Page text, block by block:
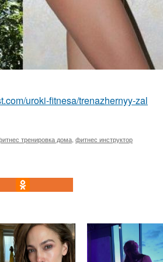
uroki-fitnesa/trenazhernyy-zal
тренировка дома фитнес инструктор